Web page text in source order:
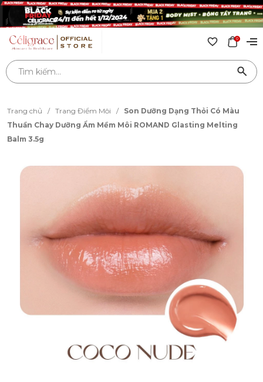
0
Trang chủ / Trang Điểm Môi /
Son Dưỡng Dạng Thỏi Có Màu
Thuần Chay Dưỡng Ẩm Mềm Môi ROMAND Glasting Melting
Balm 3.5g